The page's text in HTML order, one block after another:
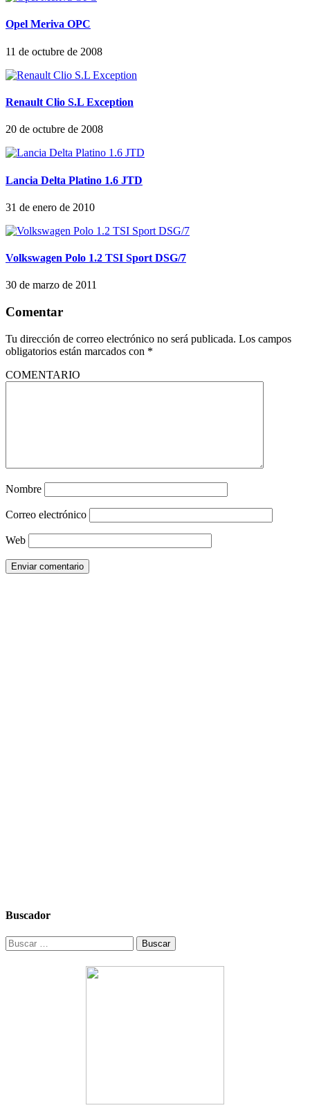
Opel Meriva OPC
11 de octubre de 2008
Renault Clio S.L Exception
20 de octubre de 2008
Lancia Delta Platino 1.6 JTD
31 de enero de 2010
Volkswagen Polo 1.2 TSI Sport DSG/7
30 de marzo de 2011
Comentar
Tu dirección de correo electrónico no será publicada. Los campos
obligatorios están marcados con *
COMENTARIO
Nombre
Correo electrónico
Web
Buscador
Buscar: